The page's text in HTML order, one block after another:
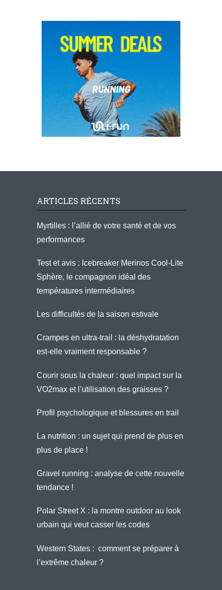
ARTICLES RÉCENTS
Myrtilles : l’allié de votre santé et de vos
performances
Test et avis : Icebreaker Merinos Cool-Lite
Sphère, le compagnon idéal des
températures intermédiaires
Les difficultés de la saison estivale
Crampes en ultra-trail : la déshydratation
est-elle vraiment responsable ?
Courir sous la chaleur : quel impact sur la
VO2max et l’utilisation des graisses ?
Profil psychologique et blessures en trail
La nutrition : un sujet qui prend de plus en
plus de place !
Gravel running : analyse de cette nouvelle
tendance !
Polar Street X : la montre outdoor au look
urbain qui veut casser les codes
Western States : comment se préparer à
l’extrême chaleur ?